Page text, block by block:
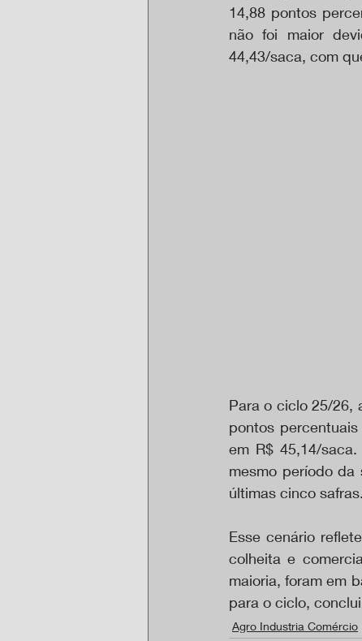
14,88 pontos
não foi maior
44,43/saca, com
Para o ciclo 25/26,
pontos
em R$ 45,14/
mesmo período
últimas cinco safras.
Esse cenário
colheita e
maioria, foram em
para o ciclo,
Agro Industria Comércio